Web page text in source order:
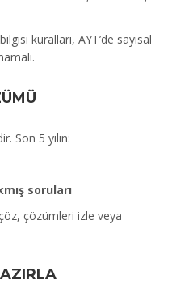
kuralları, AYT’de sayısal
Son 5 yılın:
soruları
çözümleri izle veya